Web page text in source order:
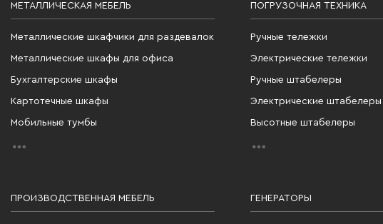
МЕТАЛЛИЧЕСКАЯ МЕБЕЛЬ
Металлические шкафчики для раздевалок
Металлические шкафы для офиса
Бухгалтерские шкафы
Картотечные шкафы
Мобильные тумбы
ПОГРУЗОЧНАЯ ТЕХНИКА
Ручные тележки
Электрические тележки
Ручные штабелеры
Электрические штабелеры
Высотные штабелеры
ПРОИЗВОДСТВЕННАЯ МЕБЕЛЬ ГЕНЕРАТОРЫ